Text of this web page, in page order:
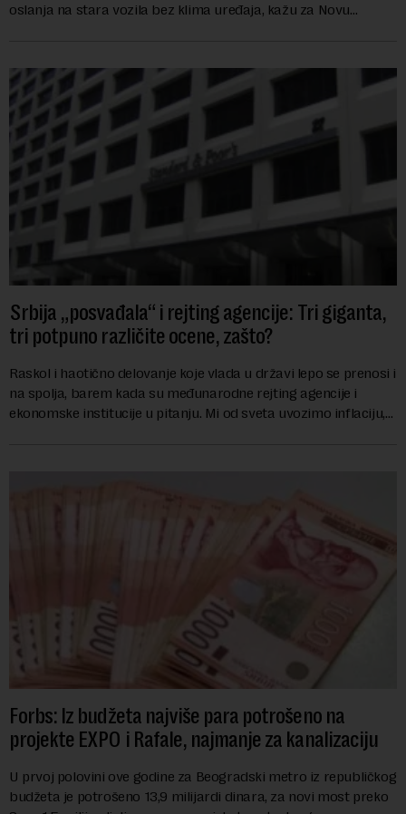
oslanja na stara vozila bez klima uređaja, kažu za Novu
Srbija „posvađala“ i rejting agencije: Tri giganta,
tri potpuno različite ocene, zašto?
Raskol i haotično delovanje koje vlada u državi lepo se prenosi i
na spolja, barem kada su međunarodne rejting agencije i
ekonomske institucije u pitanju. Mi od sveta uvozimo inflaciju,
Forbs: Iz budžeta najviše para potrošeno na
projekte EXPO i Rafale, najmanje za kanalizaciju
U prvoj polovini ove godine za Beogradski metro iz republičkog
budžeta je potrošeno 13,9 milijardi dinara, za novi most preko